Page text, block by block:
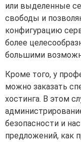
или выделенные
свободы и
конфигурацию
более
большими
Кроме того, у
можно заказать
хостинга. В этом
безопасности и
предложений, как